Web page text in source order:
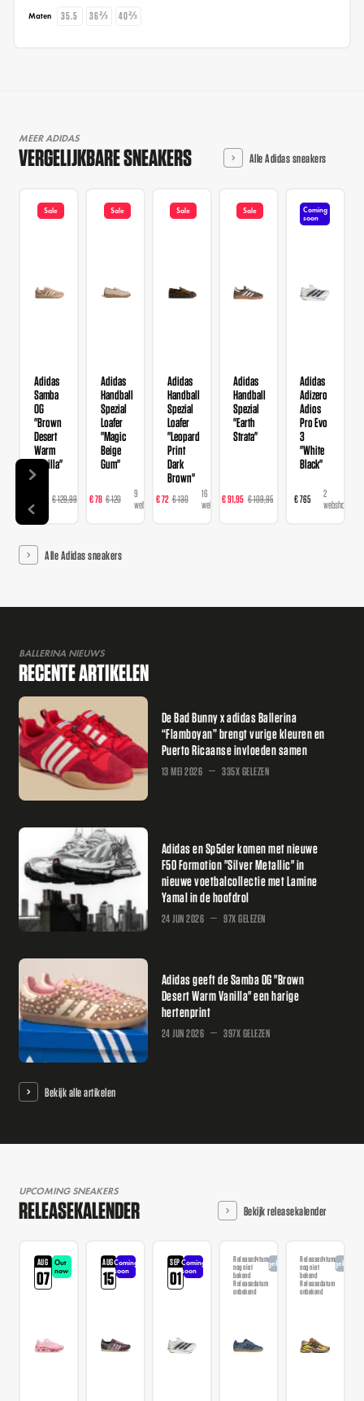
Maten 35.5 36⅔ 40⅔
MEER ADIDAS
VERGELIJKBARE SNEAKERS Alle Adidas sneakers
Sale
Adidas
Samba
OG
"Brown
Desert
Warm
Vanilla"
€ 129,99
14
webshops
Sale
Adidas
Handball
Spezial
Loafer
"Magic
Beige
Gum"
€ 78 € 120
9
webshops
Sale
Adidas
Handball
Spezial
Loafer
"Leopard
Print
Dark
Brown"
€ 72 € 130
16
webshops
Sale
Adidas
Handball
Spezial
"Earth
Strata"
€ 91,95 € 109,95
webshops
Coming
soon
Adidas
Adizero
Adios
Pro Evo
3
"White
Black"
€ 765
2
webshops
Alle Adidas sneakers
BALLERINA NIEUWS
RECENTE ARTIKELEN
De Bad Bunny x adidas Ballerina
“Flamboyan” brengt vurige kleuren en
Puerto Ricaanse invloeden samen
13 MEI 2026 335X GELEZEN
Adidas en Sp5der komen met nieuwe
F50 Formotion "Silver Metallic" in
nieuwe voetbalcollectie met Lamine
Yamal in de hoofdrol
24 JUN 2026 97X GELEZEN
Adidas geeft de Samba OG "Brown
Desert Warm Vanilla" een harige
hertenprint
24 JUN 2026 397X GELEZEN
Bekijk alle artikelen
UPCOMING SNEAKERS
RELEASEKALENDER Bekijk releasekalender
AUG
07
Out
now
AUG
15
Coming
soon
SEP
01
Coming
soon
Releasedatum
nog niet
bekend
Releasedatum
onbekend
AangekondigdReleasedatum
nog niet
bekend
Releasedatum
onbekend